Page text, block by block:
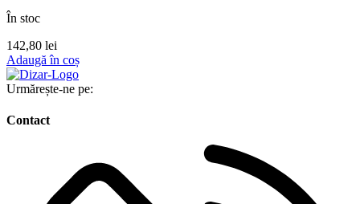
În stoc
142,80 lei
Adaugă în coș
Urmărește-ne pe:
Contact